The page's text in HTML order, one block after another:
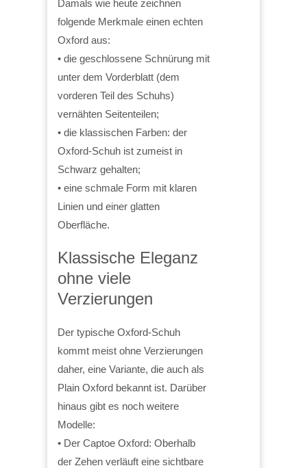
Damals wie heute zeichnen
folgende Merkmale einen echten
Oxford aus:
• die geschlossene Schnürung mit
unter dem Vorderblatt (dem
vorderen Teil des Schuhs)
vernähten Seitenteilen;
• die klassischen Farben: der
Oxford-Schuh ist zumeist in
Schwarz gehalten;
• eine schmale Form mit klaren
Linien und einer glatten
Oberfläche.
Klassische Eleganz
ohne viele
Verzierungen
Der typische Oxford-Schuh
kommt meist ohne Verzierungen
daher, eine Variante, die auch als
Plain Oxford bekannt ist. Darüber
hinaus gibt es noch weitere
Modelle:
• Der Captoe Oxford: Oberhalb
der Zehen verläuft eine sichtbare